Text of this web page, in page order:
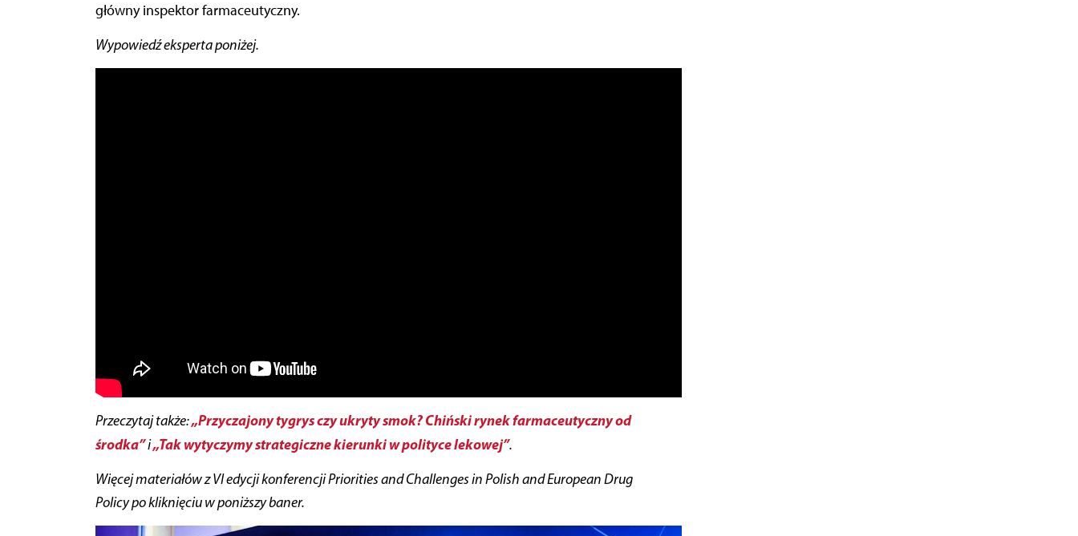
główny inspektor farmaceutyczny.
Wypowiedź eksperta poniżej.
Przeczytaj także:„Przyczajony tygrys czy ukryty smok? Chiński rynek farmaceutyczny od
środka”i„Tak wytyczymy strategiczne kierunki w polityce lekowej”.
Więcej materiałów z VI edycji konferencji Priorities and Challenges in Polish and European Drug
Policy po kliknięciu w poniższy baner.